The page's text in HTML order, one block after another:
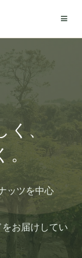
≡
、
ッツを中心
お届けしてい